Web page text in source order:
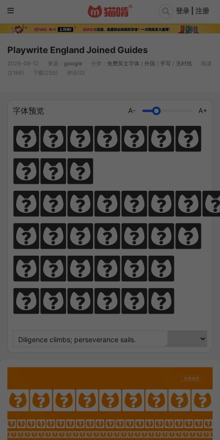
登录 | 注册
Playwrite England Joined Guides
2026-06-12 来源： google 分类： 免费英文字体 / 外国 / 手写 / 无衬线
阅读
(2166)
下载(255) 评论(0)
字体预览 A- A+
Diligen
ce
climbs;
perseve
rance
sails.
SEEK NOTHING
Sharpens Love, presence